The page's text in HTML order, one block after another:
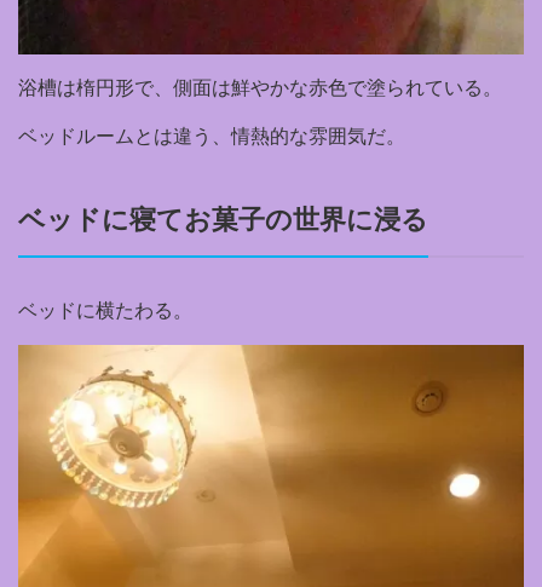
浴槽は楕円形で、側面は鮮やかな赤色で塗られている。
ベッドルームとは違う、情熱的な雰囲気だ。
ベッドに寝てお菓子の世界に浸る
ベッドに横たわる。